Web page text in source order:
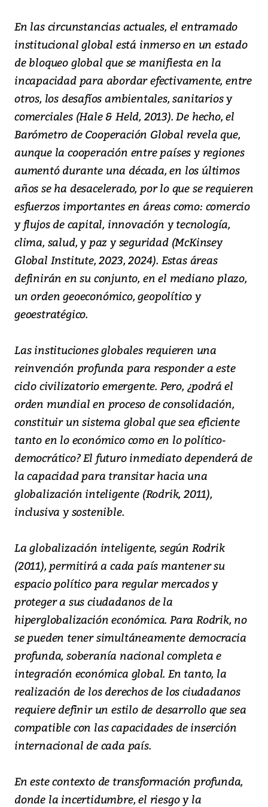
En las circunstancias actuales, el entramado
institucional global está inmerso en un estado
de bloqueo global que se manifiesta en la
incapacidad para abordar efectivamente, entre
otros, los desafíos ambientales, sanitarios y
comerciales (Hale & Held, 2013). De hecho, el
Barómetro de Cooperación Global revela que,
aunque la cooperación entre países y regiones
aumentó durante una década, en los últimos
años se ha desacelerado, por lo que se requieren
esfuerzos importantes en áreas como: comercio
y flujos de capital, innovación y tecnología,
clima, salud, y paz y seguridad (McKinsey
Global Institute, 2023, 2024). Estas áreas
definirán en su conjunto, en el mediano plazo,
un orden geoeconómico, geopolítico y
geoestratégico.
Las instituciones globales requieren una
reinvención profunda para responder a este
ciclo civilizatorio emergente. Pero, ¿podrá el
orden mundial en proceso de consolidación,
constituir un sistema global que sea eficiente
tanto en lo económico como en lo político-
democrático? El futuro inmediato dependerá de
la capacidad para transitar hacia una
globalización inteligente (Rodrik, 2011),
inclusiva y sostenible.
La globalización inteligente, según Rodrik
(2011), permitirá a cada país mantener su
espacio político para regular mercados y
proteger a sus ciudadanos de la
hiperglobalización económica. Para Rodrik, no
se pueden tener simultáneamente democracia
profunda, soberanía nacional completa e
integración económica global. En tanto, la
realización de los derechos de los ciudadanos
requiere definir un estilo de desarrollo que sea
compatible con las capacidades de inserción
internacional de cada país.
En este contexto de transformación profunda,
donde la incertidumbre, el riesgo y la